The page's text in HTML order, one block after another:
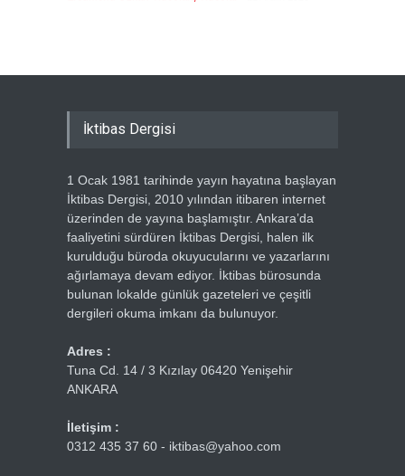
İktibas Dergisi
1 Ocak 1981 tarihinde yayın hayatına başlayan
İktibas Dergisi, 2010 yılından itibaren internet
üzerinden de yayına başlamıştır. Ankara’da
faaliyetini sürdüren İktibas Dergisi, halen ilk
kurulduğu büroda okuyucularını ve yazarlarını
ağırlamaya devam ediyor. İktibas bürosunda
bulunan lokalde günlük gazeteleri ve çeşitli
dergileri okuma imkanı da bulunuyor.
Adres :
Tuna Cd. 14 / 3 Kızılay 06420 Yenişehir
ANKARA
İletişim :
0312 435 37 60 - iktibas@yahoo.com